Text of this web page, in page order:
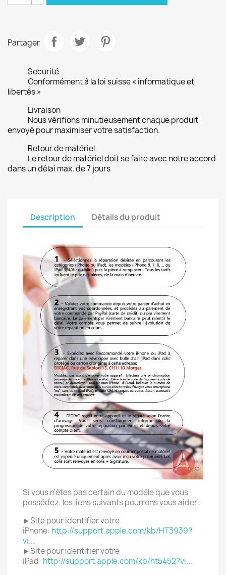
Partager
Securité
Conformément à la loi suisse « informatique et
libertés »
Livraison
Nous vérifions minutieusement chaque produit
envoyé pour maximiser votre satisfaction.
Retour de matériel
Le retour de matériel doit se faire avec notre accord
dans un délai max. de 7 jours
Description Détails du produit
Si vous n'êtes pas certain du modèle que vous
possédez, les liens suivants pourrons vous aider :
►Site pour identifier votre
iPhone: http://support.apple.com/kb/HT3939?
vi...
►Site pour identifier votre
iPad: http://support.apple.com/kb/ht5452?vi...